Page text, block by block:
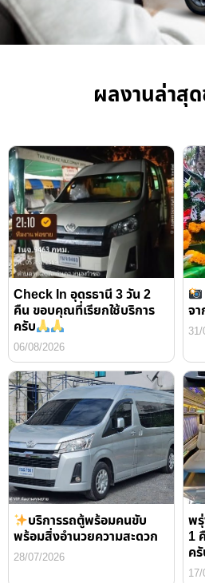
ผลงานล่าสุด
Check In อุดรธานี 3 วัน 2
คืน ขอบคุณที่เรียกใช้บริการ
ครับ
06/08/2026
จ
บริการรถตู้พร้อมคนขับ
พร้อมสิ่งอำนวยความสะดวก
28/07/2026
พ
1
ค